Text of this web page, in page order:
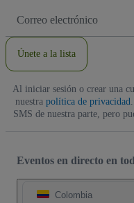
de
Únete a la lista
Al iniciar sesión o crear una
nuestra política de privacidad
SMS de nuestra parte, pero
Eventos en directo en
Colombia